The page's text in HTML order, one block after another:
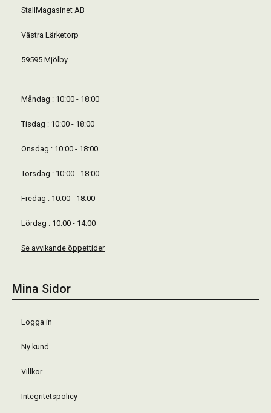
StallMagasinet AB
Västra Lärketorp
59595 Mjölby
Måndag : 10:00 - 18:00
Tisdag : 10:00 - 18:00
Onsdag : 10:00 - 18:00
Torsdag : 10:00 - 18:00
Fredag : 10:00 - 18:00
Lördag : 10:00 - 14:00
Se avvikande öppettider
Mina Sidor
Logga in
Ny kund
Villkor
Integritetspolicy